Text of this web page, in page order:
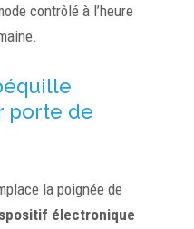
contrôlé à l’heure
porte de
la poignée de
électronique